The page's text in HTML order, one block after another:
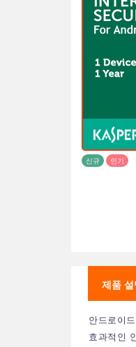
신규 인기
제품 설
안드로이
효과적인